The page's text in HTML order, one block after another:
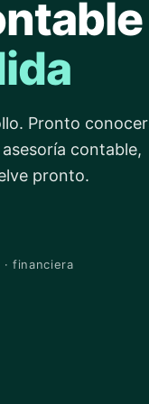
Pronto
contable,
pronto.
financiera